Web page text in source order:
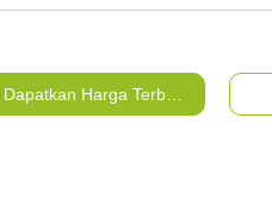
Dapatkan Harga Terbaik